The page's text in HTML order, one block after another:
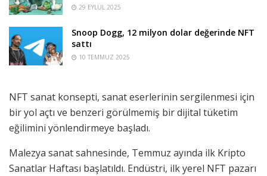
29 EYLÜL 2025
Snoop Dogg, 12 milyon dolar değerinde NFT
sattı
10 TEMMUZ 2025
NFT sanat konsepti, sanat eserlerinin sergilenmesi için
bir yol açtı ve benzeri görülmemiş bir dijital tüketim
eğilimini yönlendirmeye başladı.
Malezya sanat sahnesinde, Temmuz ayında ilk Kripto
Sanatlar Haftası başlatıldı. Endüstri, ilk yerel NFT pazarı